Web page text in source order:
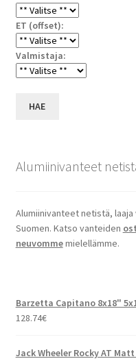
ET (offset):
Valmistaja:
HAE
Alumiinivanteet
Alumiinivanteet netistä,
Suomen. Katso vanteiden
neuvommemielellämme.
Barzetta Capitano 8x18"
128.74€
Jack Wheeler Rocky AT